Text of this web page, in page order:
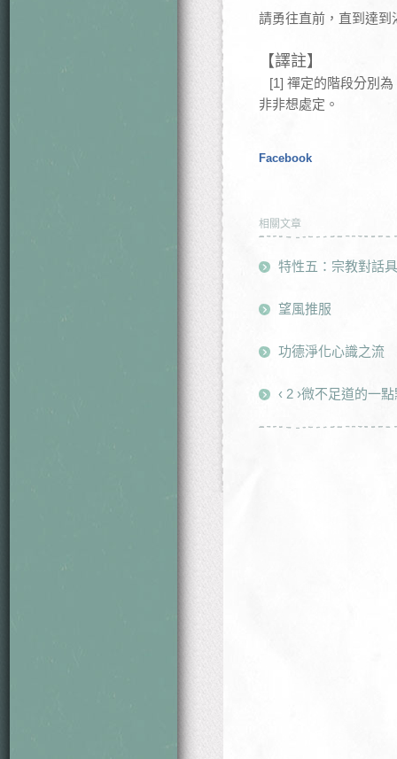
請勇往直前，直到達到
【譯註】
[1] 禪定的階段分別為
非非想處定。
Facebook
相關文章
特性五：宗教對話
望風推服
功德淨化心識之流
‹ 2 ›微不足道的一